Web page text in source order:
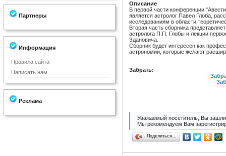
Партнеры
Информация
Правила сайта
Написать нам
Реклама
Описание
В первой части конференции
является астролог Павел Глоба,
исследованиям в области
Вторая часть сборника
астролога П.П. Глобы и лекции
Здановича.
Сборник будет интересен как
астрономии, которые желают
Забрать:
Уважаемый посетитель, Вы зашли
Мы рекомендуем Вам
Поделиться…